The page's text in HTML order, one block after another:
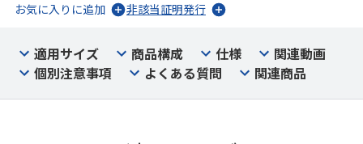
お気に入りに追加
非該当証明発行
適用サイズ 商品構成 仕様
関連動画
個別注意事項
よくある質問 関連商品